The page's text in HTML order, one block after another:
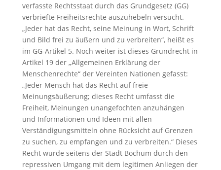
verfasste Rechtsstaat durch das Grundgesetz (GG)
verbriefte Freiheitsrechte auszuhebeln versucht.
„Jeder hat das Recht, seine Meinung in Wort, Schrift
und Bild frei zu äußern und zu verbreiten“, heißt es
im GG-Artikel 5. Noch weiter ist dieses Grundrecht in
Artikel 19 der „Allgemeinen Erklärung der
Menschenrechte“ der Vereinten Nationen gefasst:
„Jeder Mensch hat das Recht auf freie
Meinungsäußerung; dieses Recht umfasst die
Freiheit, Meinungen unangefochten anzuhängen
und Informationen und Ideen mit allen
Verständigungsmitteln ohne Rücksicht auf Grenzen
zu suchen, zu empfangen und zu verbreiten.“ Dieses
Recht wurde seitens der Stadt Bochum durch den
repressiven Umgang mit dem legitimen Anliegen der